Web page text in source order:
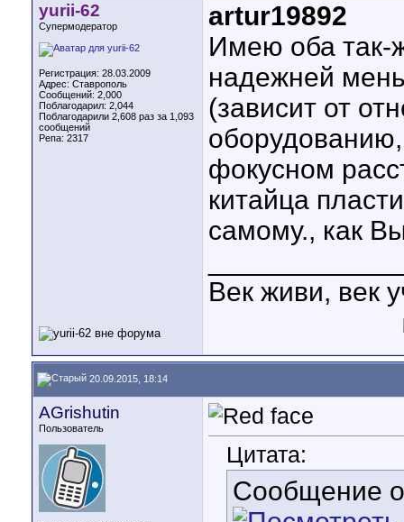
yurii-62
Супермодератор
Регистрация: 28.03.2009
Адрес: Ставрополь
Сообщений: 2,000
Поблагодарил: 2,044
Поблагодарили 2,608 раз за 1,093
сообщений
Репа: 2317
artur19892
Имею оба
надежней
(зависит от
оборудованию,
фокусном
китайца
самому., как
Век живи, век
20.09.2015, 18:14
AGrishutin
Пользователь
Цитата:
Сообщение